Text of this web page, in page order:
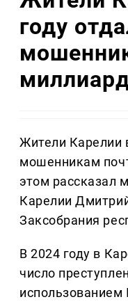
году
Жители Карелии
мошенникам
этом рассказал
Карелии
Заксобрания
В 2024 году в
число
использованием